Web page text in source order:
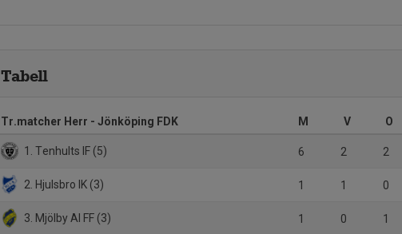
Tabell
Tr.matcher Herr - Jönköping FDK M V O
1. Tenhults IF (5) 6 2 2
2. Hjulsbro IK (3) 1 1 0
3. Mjölby AI FF (3) 1 0 1